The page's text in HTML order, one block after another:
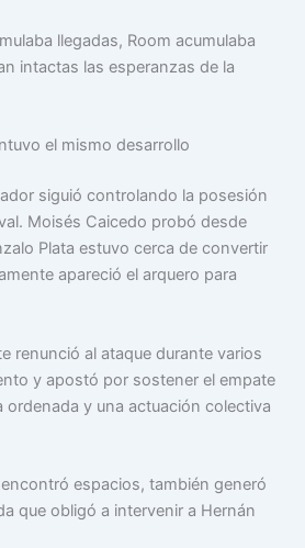
llegadas, Room acumulaba
intactas las esperanzas de la
el mismo desarrollo
siguió controlando la posesión
Moisés Caicedo probó desde
Plata estuvo cerca de convertir
apareció el arquero para
renunció al ataque durante varios
y apostó por sostener el empate
ordenada y una actuación colectiva
espacios, también generó
que obligó a intervenir a Hernán